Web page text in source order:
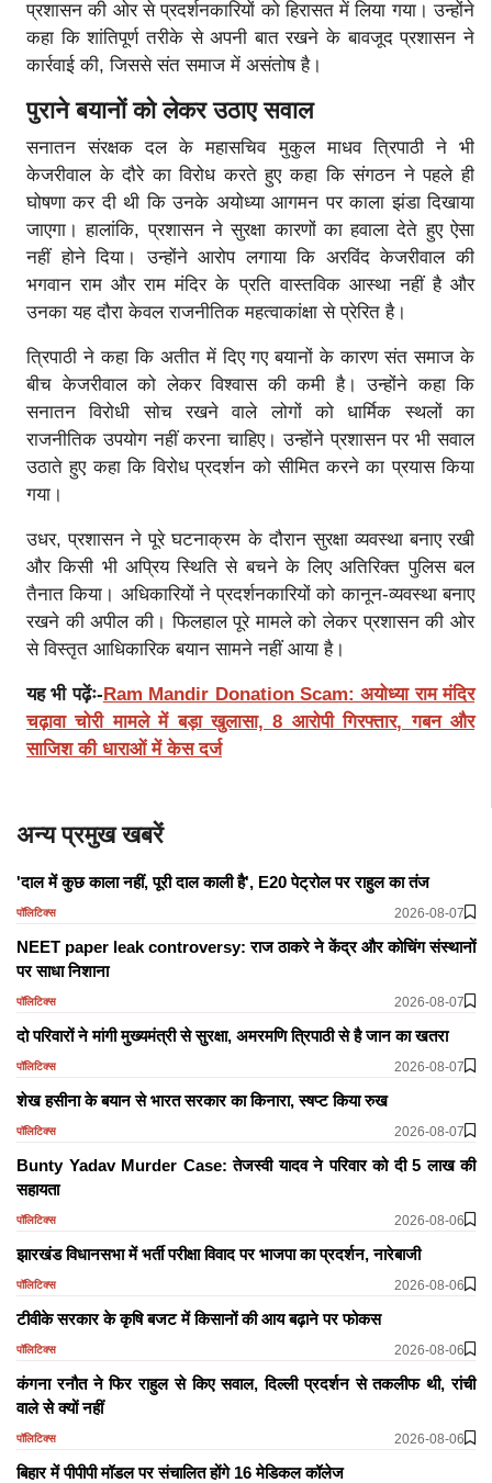
प्रशासन की ओर से प्रदर्शनकारियों को हिरासत में लिया गया। उन्होंने
कहा कि शांतिपूर्ण तरीके से अपनी बात रखने के बावजूद प्रशासन ने
कार्रवाई की, जिससे संत समाज में असंतोष है।
पुराने बयानों को लेकर उठाए सवाल
सनातन संरक्षक दल के महासचिव मुकुल माधव त्रिपाठी ने भी
केजरीवाल के दौरे का विरोध करते हुए कहा कि संगठन ने पहले ही
घोषणा कर दी थी कि उनके अयोध्या आगमन पर काला झंडा दिखाया
जाएगा। हालांकि, प्रशासन ने सुरक्षा कारणों का हवाला देते हुए ऐसा
नहीं होने दिया। उन्होंने आरोप लगाया कि अरविंद केजरीवाल की
भगवान राम और राम मंदिर के प्रति वास्तविक आस्था नहीं है और
उनका यह दौरा केवल राजनीतिक महत्वाकांक्षा से प्रेरित है।
त्रिपाठी ने कहा कि अतीत में दिए गए बयानों के कारण संत समाज के
बीच केजरीवाल को लेकर विश्वास की कमी है। उन्होंने कहा कि
सनातन विरोधी सोच रखने वाले लोगों को धार्मिक स्थलों का
राजनीतिक उपयोग नहीं करना चाहिए। उन्होंने प्रशासन पर भी सवाल
उठाते हुए कहा कि विरोध प्रदर्शन को सीमित करने का प्रयास किया
गया।
उधर, प्रशासन ने पूरे घटनाक्रम के दौरान सुरक्षा व्यवस्था बनाए रखी
और किसी भी अप्रिय स्थिति से बचने के लिए अतिरिक्त पुलिस बल
तैनात किया। अधिकारियों ने प्रदर्शनकारियों को कानून-व्यवस्था बनाए
रखने की अपील की। फिलहाल पूरे मामले को लेकर प्रशासन की ओर
से विस्तृत आधिकारिक बयान सामने नहीं आया है।
यह भी पढ़ेंः-Ram Mandir Donation Scam: अयोध्या राम मंदिर
चढ़ावा चोरी मामले में बड़ा खुलासा, 8 आरोपी गिरफ्तार, गबन और
साजिश की धाराओं में केस दर्ज
अन्य प्रमुख खबरें
'दाल में कुछ काला नहीं, पूरी दाल काली है', E20 पेट्रोल पर राहुल का तंज
पॉलिटिक्स 2026-08-07
NEET paper leak controversy: राज ठाकरे ने केंद्र और कोचिंग संस्थानों
पर साधा निशाना
पॉलिटिक्स 2026-08-07
दो परिवारों ने मांगी मुख्यमंत्री से सुरक्षा, अमरमणि त्रिपाठी से है जान का खतरा
पॉलिटिक्स 2026-08-07
शेख हसीना के बयान से भारत सरकार का किनारा, स्षप्ट किया रुख
पॉलिटिक्स 2026-08-07
Bunty Yadav Murder Case: तेजस्वी यादव ने परिवार को दी 5 लाख की
सहायता
पॉलिटिक्स 2026-08-06
झारखंड विधानसभा में भर्ती परीक्षा विवाद पर भाजपा का प्रदर्शन, नारेबाजी
पॉलिटिक्स 2026-08-06
टीवीके सरकार के कृषि बजट में किसानों की आय बढ़ाने पर फोकस
पॉलिटिक्स 2026-08-06
कंगना रनौत ने फिर राहुल से किए सवाल, दिल्ली प्रदर्शन से तकलीफ थी, रांची
वाले सेे क्यों नहीं
पॉलिटिक्स 2026-08-06
बिहार में पीपीपी मॉडल पर संचालित होंगे 16 मेडिकल कॉलेज